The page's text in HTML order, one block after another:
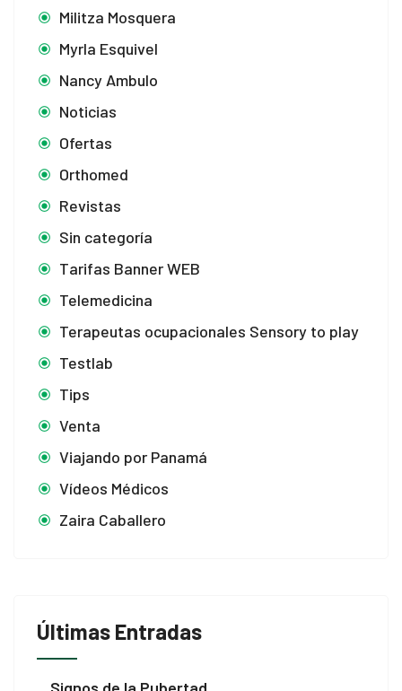
Militza Mosquera
Myrla Esquivel
Nancy Ambulo
Noticias
Ofertas
Orthomed
Revistas
Sin categoría
Tarifas Banner WEB
Telemedicina
Terapeutas ocupacionales Sensory to play
Testlab
Tips
Venta
Viajando por Panamá
Vídeos Médicos
Zaira Caballero
Últimas Entradas